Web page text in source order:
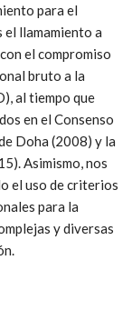
para el
llamamiento a
el compromiso
bruto a la
al tiempo que
en el Consenso
Doha (2008) y la
Asimismo, nos
el uso de criterios
para la
y diversas